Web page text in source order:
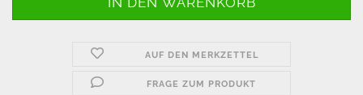
AUF DEN MERKZETTEL
FRAGE ZUM PRODUKT